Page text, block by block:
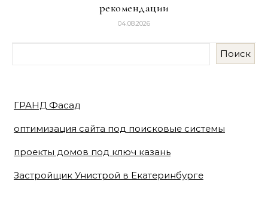
рекомендации
04.08.2026
Поиск
ГРАНД Фасад
оптимизация сайта под поисковые системы
проекты домов под ключ казань
Застройщик Унистрой в Екатеринбурге